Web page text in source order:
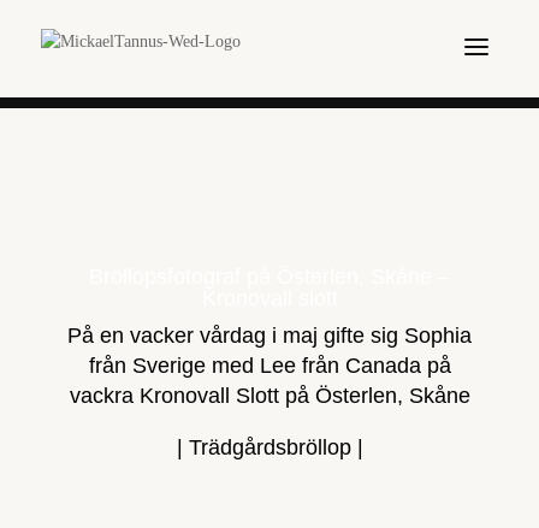
På en vacker vårdag i maj gifte sig Sophia
från Sverige med Lee från Canada på
vackra Kronovall Slott på Österlen, Skåne
| Trädgårdsbröllop |